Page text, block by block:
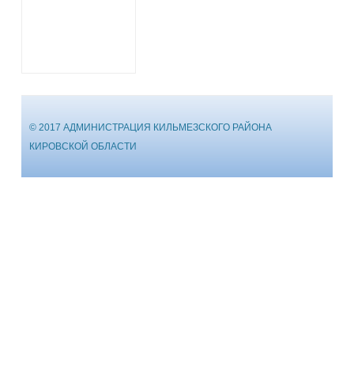
© 2017 АДМИНИСТРАЦИЯ КИЛЬМЕЗСКОГО РАЙОНА
КИРОВСКОЙ ОБЛАСТИ